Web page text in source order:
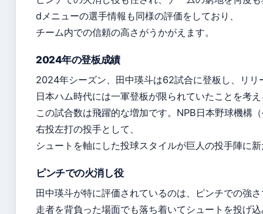
dメニューの選手情報も同様の評価をしており、
チーム内での信頼の高さがうかがえます。
2024年の登板成績
2024年シーズン、田中瑛斗は62試合に登板し、リリ
日本ハム時代には一軍登板が限られていたことを考
この試合数は飛躍的な増加です。NPB日本野球機構
右投左打の投手として、
シュートを軸にした投球スタイルが巨人の投手陣に
ピンチでの火消し役
田中瑛斗が特に評価されているのは、ピンチでの強
走者を背負った場面でも落ち着いてシュートを投げ